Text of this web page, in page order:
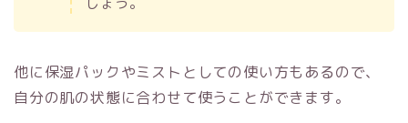
他に保湿パックやミストとしての使い方もあるので、
自分の肌の状態に合わせて使うことができます。